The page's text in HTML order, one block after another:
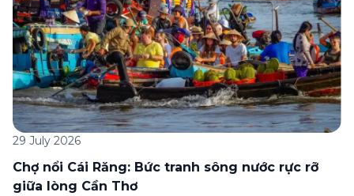
29 July 2026
Chợ nổi Cái Răng: Bức tranh sông nước rực rỡ
giữa lòng Cần Thơ